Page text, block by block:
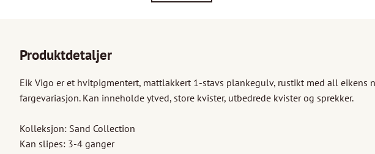
Produktdetaljer
Eik Vigo er et hvitpigmentert, mattlakkert 1-stavs plankegulv, rustikt med all eikens
fargevariasjon. Kan inneholde ytved, store kvister, utbedrede kvister og sprekker.
Kolleksjon: Sand Collection
Kan slipes: 3-4 ganger